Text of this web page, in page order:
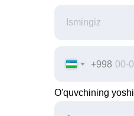
+998
O'quvchining yoshi